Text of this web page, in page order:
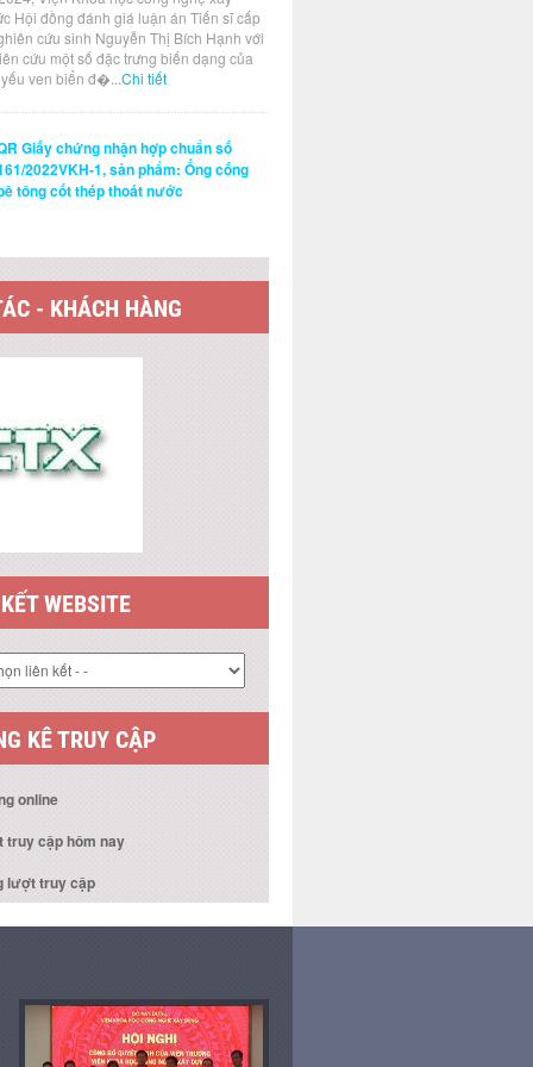
Hội đồng đánh giá luận án Tiến sĩ cấp
cứu sinh Nguyễn Thị Bích Hạnh với
cứu một số đặc trưng biến dạng của
ven biển đ�...Chi tiết
Giấy chứng nhận hợp chuẩn số
2022VKH-1, sản phẩm: Ống cống
tông cốt thép thoát nước
- KHÁCH HÀNG
WEBSITE
KÊ TRUY CẬP
online
truy cập hôm nay
lượt truy cập